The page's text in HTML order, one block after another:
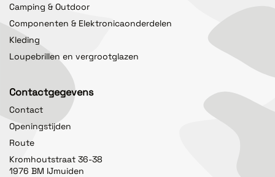
Camping & Outdoor
Componenten & Elektronicaonderdelen
Kleding
Loupebrillen en vergrootglazen
Contactgegevens
Contact
Openingstijden
Route
Kromhoutstraat 36-38
1976 BM IJmuiden